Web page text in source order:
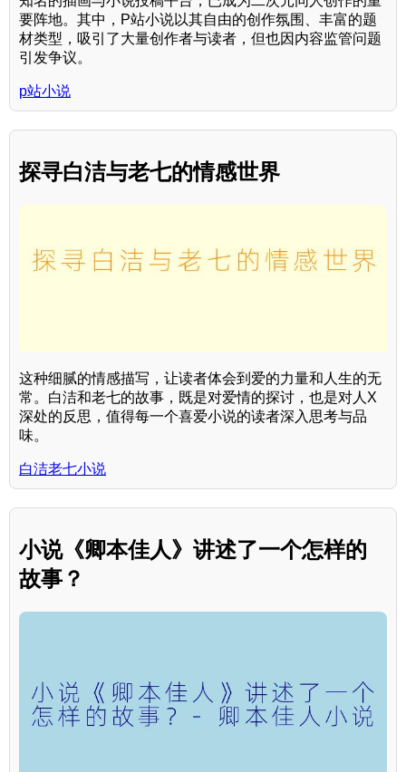
要阵地。其中，P站小说以其自由的创作氛围、丰富的题
材类型，吸引了大量创作者与读者，但也因内容监管问题
引发争议。
p站小说
探寻白洁与老七的情感世界
这种细腻的情感描写，让读者体会到爱的力量和人生的无
常。白洁和老七的故事，既是对爱情的探讨，也是对人X
深处的反思，值得每一个喜爱小说的读者深入思考与品
味。
白洁老七小说
小说《卿本佳人》讲述了一个怎样的
故事？